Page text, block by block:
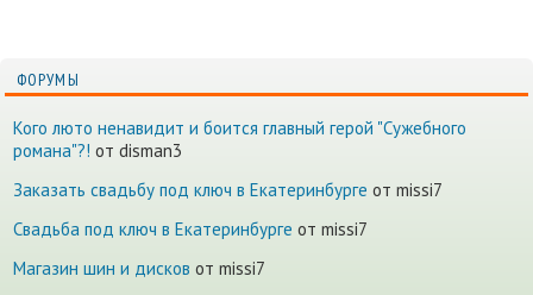
ФОРУМЫ
Кого люто ненавидит и боится главный герой "Сужебного
романа"?! от disman3
Заказать свадьбу под ключ в Екатеринбурге от missi7
Cвадьба под ключ в Екатеринбурге от missi7
Магазин шин и дисков от missi7